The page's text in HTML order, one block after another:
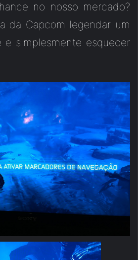
no nosso mercado?
da Capcom legendar um
e simplesmente esquecer